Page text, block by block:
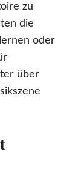
zu
die
oder
über